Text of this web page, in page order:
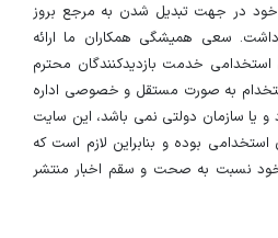
خود در جهت تبدیل شدن به مرجع بروز
سعی همیشگی همکاران ما ارائه
خدمت بازدیدکنندگان محترم
به صورت مستقل و خصوصی اداره
یا سازمان دولتی نمی باشد، این سایت
بوده و بنابراین لازم است که
خود نسبت به صحت و سقم اخبار منتشر